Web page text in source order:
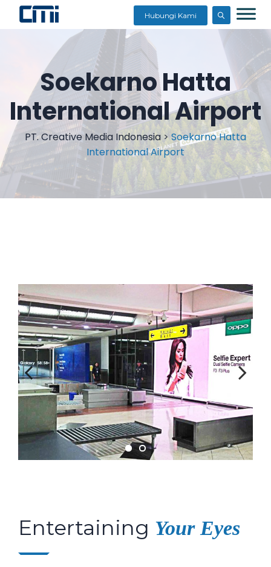
Hubungi Kami
Soekarno Hatta
International Airport
PT. Creative Media Indonesia>Soekarno Hatta
International Airport
Previous
Entertaining Your Eyes